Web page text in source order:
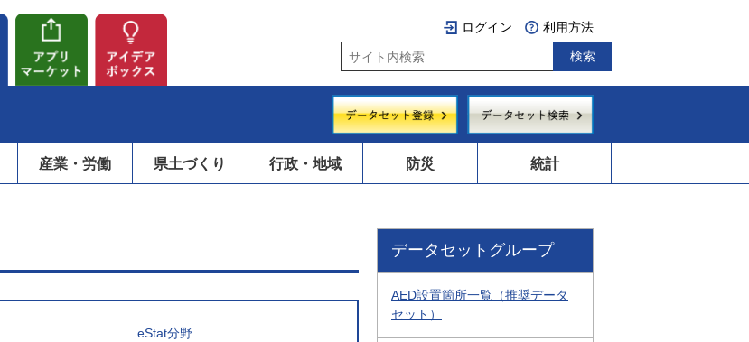
ログイン 利用方法
産業・労働 県土づくり 行政・地域 防災 統計
eStat分野
データセットグループ
AED設置箇所一覧（推奨データ
セット）